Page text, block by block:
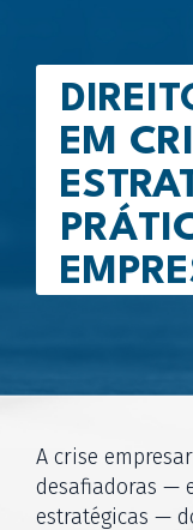
EM
A crise
desafiadoras —
estratégicas —